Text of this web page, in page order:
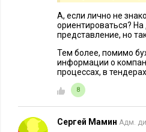
А, если лично не
ориентироваться?
представление, но
Тем более, помимо
информации о
процессах, в тендерах
8
Сергей Мамин Адм.